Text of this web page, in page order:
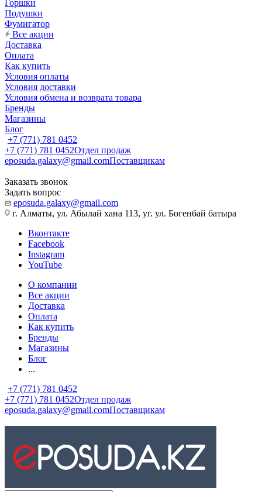
Горшки
Подушки
Фумигатор
Все акции
Доставка
Оплата
Как купить
Условия оплаты
Условия доставки
Условия обмена и возврата товара
Бренды
Магазины
Блог
+7 (771) 781 0452
+7 (771) 781 0452Отдел продаж
eposuda.galaxy@gmail.comПоставщикам
Заказать звонок
Задать вопрос
eposuda.galaxy@gmail.com
г. Алматы, ул. Абылай хана 113, уг. ул. Богенбай батыра
Вконтакте
Facebook
Instagram
YouTube
О компании
Все акции
Доставка
Оплата
Как купить
Бренды
Магазины
Блог
...
+7 (771) 781 0452
+7 (771) 781 0452Отдел продаж
eposuda.galaxy@gmail.comПоставщикам